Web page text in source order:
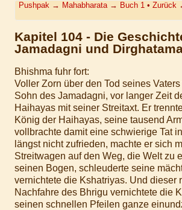
Pushpak → Mahabharata → Buch 1 •Zurück
Kapitel 104 - Die
Jamadagni und
Bhishma fuhr fort:
Voller Zorn über den Tod seines
Sohn des Jamadagni, vor langer Zeit
Haihayas mit seiner Streitaxt. Er
König der Haihayas, seine tausend
vollbrachte damit eine schwierige Tat
längst nicht zufrieden, machte er sich
Streitwagen auf den Weg, die Welt zu
seinen Bogen, schleuderte seine
vernichtete die Kshatriyas. Und dieser
Nachfahre des Bhrigu vernichtete die
seinen schnellen Pfeilen ganze